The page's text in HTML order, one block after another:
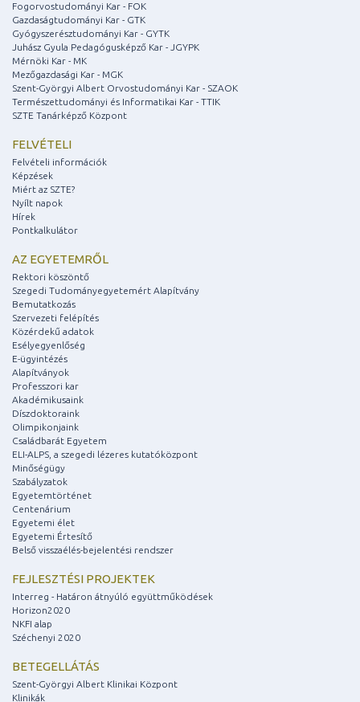
Fogorvostudományi Kar - FOK
Gazdaságtudományi Kar - GTK
Gyógyszerésztudományi Kar - GYTK
Juhász Gyula Pedagógusképző Kar - JGYPK
Mérnöki Kar - MK
Mezőgazdasági Kar - MGK
Szent-Györgyi Albert Orvostudományi Kar - SZAOK
Természettudományi és Informatikai Kar - TTIK
SZTE Tanárképző Központ
FELVÉTELI
Felvételi információk
Képzések
Miért az SZTE?
Nyílt napok
Hírek
Pontkalkulátor
AZ EGYETEMRŐL
Rektori köszöntő
Szegedi Tudományegyetemért Alapítvány
Bemutatkozás
Szervezeti felépítés
Közérdekű adatok
Esélyegyenlőség
E-ügyintézés
Alapítványok
Professzori kar
Akadémikusaink
Díszdoktoraink
Olimpikonjaink
Családbarát Egyetem
ELI-ALPS, a szegedi lézeres kutatóközpont
Minőségügy
Szabályzatok
Egyetemtörténet
Centenárium
Egyetemi élet
Egyetemi Értesítő
Belső visszaélés-bejelentési rendszer
FEJLESZTÉSI PROJEKTEK
Interreg - Határon átnyúló együttműködések
Horizon2020
NKFI alap
Széchenyi 2020
BETEGELLÁTÁS
Szent-Györgyi Albert Klinikai Központ
Klinikák